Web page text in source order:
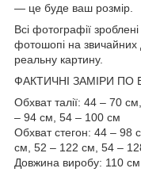
— це буде ваш розмір.
Всі фотографії
фотошопі на звичайних
реальну картину.
ФАКТИЧНІ ЗАМІРИ ПО
Обхват талії: 44 – 70
– 94 см, 54 – 100 см
Обхват стегон: 44 – 98
см, 52 – 122 см, 54 –
Довжина виробу: 110 см